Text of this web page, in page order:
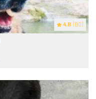
4.8 (80)